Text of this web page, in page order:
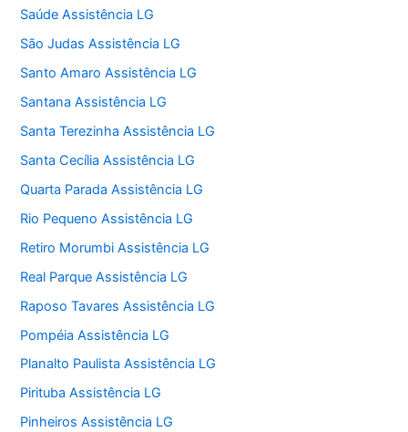
Saúde Assistência LG
São Judas Assistência LG
Santo Amaro Assistência LG
Santana Assistência LG
Santa Terezinha Assistência LG
Santa Cecília Assistência LG
Quarta Parada Assistência LG
Rio Pequeno Assistência LG
Retiro Morumbi Assistência LG
Real Parque Assistência LG
Raposo Tavares Assistência LG
Pompéia Assistência LG
Planalto Paulista Assistência LG
Pirituba Assistência LG
Pinheiros Assistência LG